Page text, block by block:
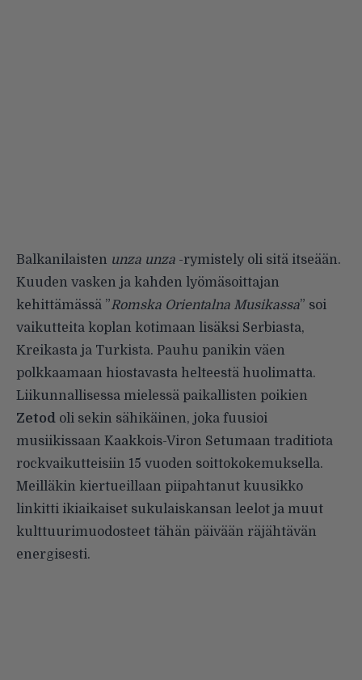
Balkanilaisten unza unza -rymistely oli sitä itseään.
Kuuden vasken ja kahden lyömäsoittajan
kehittämässä ”Romska Orientalna Musikassa” soi
vaikutteita koplan kotimaan lisäksi Serbiasta,
Kreikasta ja Turkista. Pauhu panikin väen
polkkaamaan hiostavasta helteestä huolimatta.
Liikunnallisessa mielessä paikallisten poikien
Zetod oli sekin sähikäinen, joka fuusioi
musiikissaan Kaakkois-Viron Setumaan traditiota
rockvaikutteisiin 15 vuoden soittokokemuksella.
Meilläkin kiertueillaan piipahtanut kuusikko
linkitti ikiaikaiset sukulaiskansan leelot ja muut
kulttuurimuodosteet tähän päivään räjähtävän
energisesti.